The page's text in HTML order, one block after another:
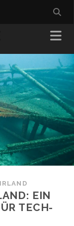
EIN
TECH-